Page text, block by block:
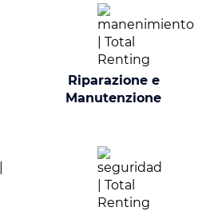
Riparazione e
Manutenzione